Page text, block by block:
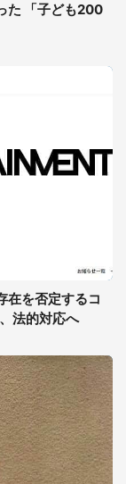
た 「子ども200
在を否定するコ
法的対応へ